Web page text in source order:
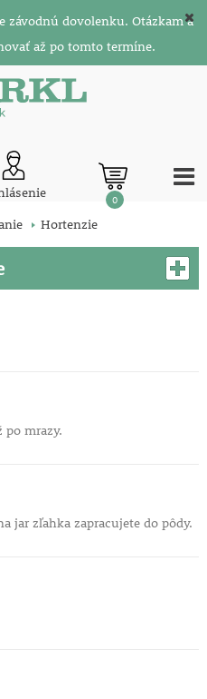
závodnú dovolenku. Otázkam a
až po tomto termíne.
0
Hortenzie
po mrazy.
jar zľahka zapracujete do pôdy.